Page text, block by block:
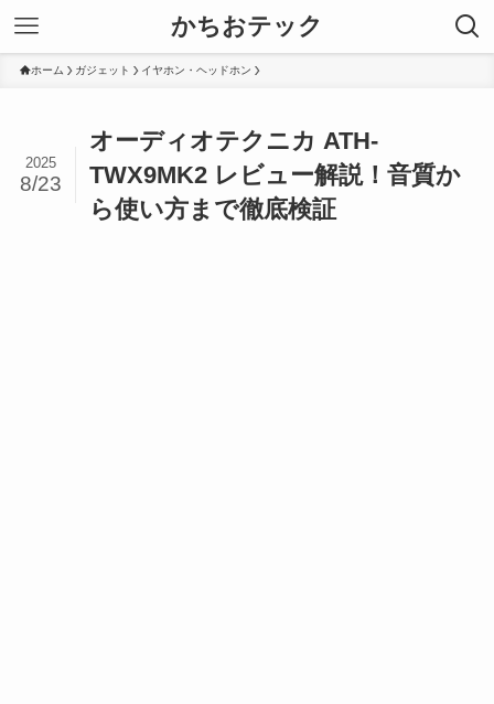
かちおテック
ホーム ガジェット イヤホン・ヘッドホン
オーディオテクニカ ATH-
TWX9MK2 レビュー解説！音質か
ら使い方まで徹底検証
2025
8/23